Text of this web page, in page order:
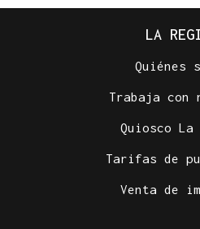
LA
Quiénes
Trabaja con
Quiosco La
Tarifas de
Venta de